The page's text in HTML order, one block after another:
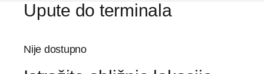
Upute do terminala
Nije dostupno